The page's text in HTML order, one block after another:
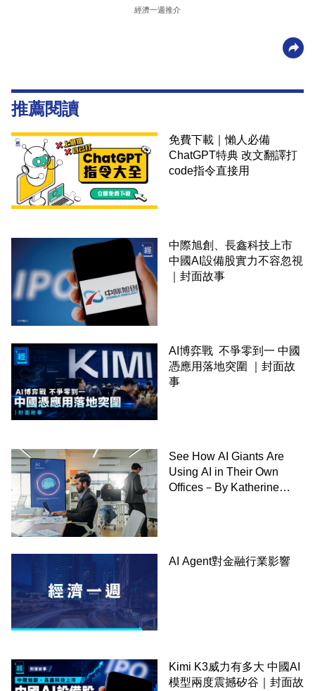
經濟一週推介
推薦閱讀
免費下載｜懶人必備
ChatGPT特典 改文翻譯打
code指令直接用
中際旭創、長鑫科技上市
中國AI設備股實力不容忽視
｜封面故事
AI博弈戰 不爭零到一 中國
憑應用落地突圍 ｜封面故
事
See How AI Giants Are
Using AI in Their Own
Offices－By Katherine
AI Agent對金融行業影響
Kimi K3威力有多大 中國AI
模型兩度震撼矽谷｜封面故